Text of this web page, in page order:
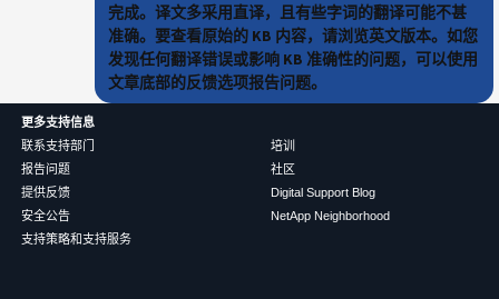
完成。译文多采用直译，且有些字词的翻译可能不甚
准确。要查看原始的 KB 内容，请浏览英文版本。如您
发现任何翻译错误或影响 KB 准确性的问题，可以使用
文章底部的反馈选项报告问题。
更多支持信息
联系支持部门
报告问题
提供反馈
安全公告
支持策略和支持服务
培训
社区
Digital Support Blog
NetApp Neighborhood